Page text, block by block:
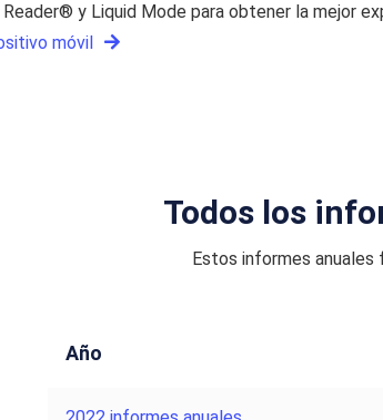
y Liquid Mode para obtener la mejor
móvil
Todos los
Estos informes anuales
Año